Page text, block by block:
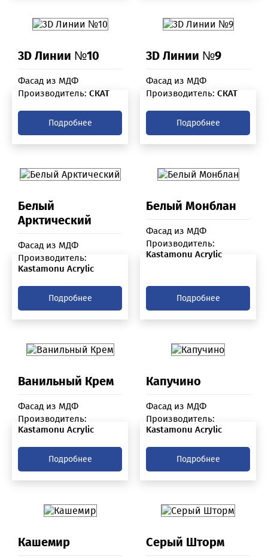
3D Линии №10
Фасад из МДФ
Производитель: СКАТ
Подробнее
3D Линии №9
Фасад из МДФ
Производитель: СКАТ
Подробнее
Белый
Арктический
Фасад из МДФ
Производитель:
Kastamonu Acrylic
Подробнее
Белый Монблан
Фасад из МДФ
Производитель:
Kastamonu Acrylic
Подробнее
Ванильный Крем
Фасад из МДФ
Производитель:
Kastamonu Acrylic
Подробнее
Капучино
Фасад из МДФ
Производитель:
Kastamonu Acrylic
Подробнее
Кашемир Серый Шторм